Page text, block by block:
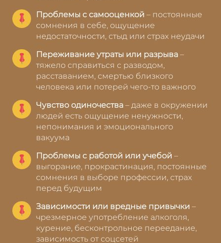
Проблемы с самооценкой – постоянные
сомнения в себе, ощущение
недостаточности, стыд или страх неудачи
Переживание утраты или разрыва –
тяжело справиться с разводом,
расставанием, смертью близкого
человека или потерей чего-то важного
Чувство одиночества – даже в окружении
людей есть ощущение ненужности,
непонимания и эмоционального
вакуума
Проблемы с работой или учебой –
выгорание, прокрастинация, постоянные
сомнения в выборе профессии, страх
перед будущим
Зависимости или вредные привычки –
чрезмерное употребление алкоголя,
курение, бесконтрольное переедание,
зависимость от соцсетей